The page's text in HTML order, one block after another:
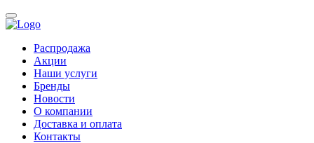
Распродажа
Акции
Наши услуги
Бренды
Новости
О компании
Доставка и оплата
Контакты